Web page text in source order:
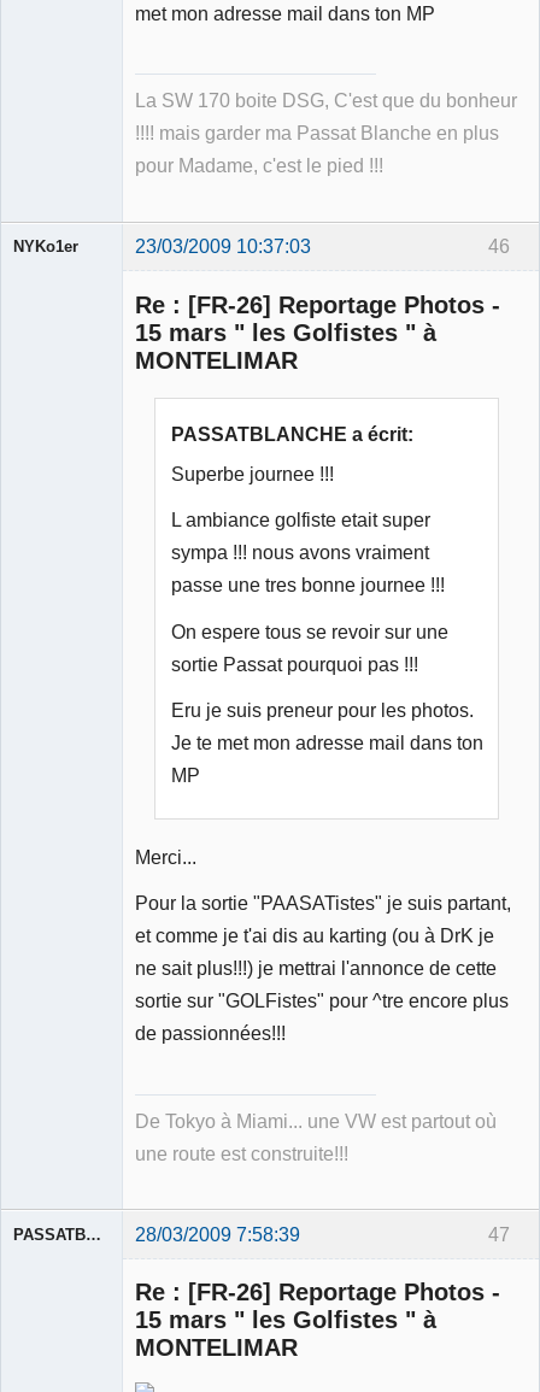
met mon adresse mail dans ton MP
La SW 170 boite DSG, C'est que du bonheur
!!!! mais garder ma Passat Blanche en plus
pour Madame, c'est le pied !!!
46
NYKo1er 23/03/2009 10:37:03
Re : [FR-26] Reportage Photos -
15 mars " les Golfistes " à
MONTELIMAR
PASSATBLANCHE a écrit:
Superbe journee !!!
L ambiance golfiste etait super
sympa !!! nous avons vraiment
passe une tres bonne journee !!!
On espere tous se revoir sur une
sortie Passat pourquoi pas !!!
Eru je suis preneur pour les photos.
Je te met mon adresse mail dans ton
MP
Merci...
Pour la sortie "PAASATistes" je suis partant,
et comme je t'ai dis au karting (ou à DrK je
ne sait plus!!!) je mettrai l'annonce de cette
sortie sur "GOLFistes" pour ^tre encore plus
de passionnées!!!
De Tokyo à Miami... une VW est partout où
une route est construite!!!
47
PASSATBLANCHE 28/03/2009 7:58:39
Re : [FR-26] Reportage Photos -
15 mars " les Golfistes " à
MONTELIMAR